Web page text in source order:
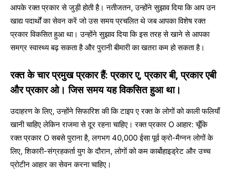
आपके रक्त प्रकार से जुड़ी होती है। नतीजतन, उन्होंने सुझाव दिया कि आप उन
खाद्य पदार्थों का सेवन करें जो उस समय प्रचलित थे जब आपका विशेष रक्त
प्रकार विकसित हुआ था। उन्होंने सुझाव दिया कि इस तरह से खाने से आपका
समग्र स्वास्थ्य बढ़ सकता है और पुरानी बीमारी का खतरा कम हो सकता है।
रक्त के चार प्रमुख प्रकार हैं: प्रकार ए, प्रकार बी, प्रकार एबी
और प्रकार ओ। जिस समय यह विकसित हुआ था।
उदाहरण के लिए, उन्होंने सिफारिश की कि टाइप ए रक्त के लोगों को काली फलियाँ
खानी चाहिए लेकिन राजमा से दूर रहना चाहिए। रक्त प्रकार O आहार: चूँकि
रक्त प्रकार O सबसे पुराना है, लगभग 40,000 ईसा पूर्व क्रो-मैग्नन लोगों के
लिए, शिकारी-संग्रहकर्ता युग के दौरान, लोगों को कम कार्बोहाइड्रेट और उच्च
प्रोटीन आहार का सेवन करना चाहिए।